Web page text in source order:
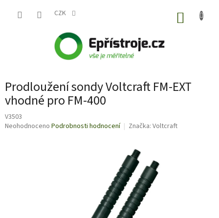
CZK
Prodloužení sondy Voltcraft FM-EXT
vhodné pro FM-400
V3503
Průměrné
Neohodnoceno Podrobnosti hodnocení Značka: Voltcraft